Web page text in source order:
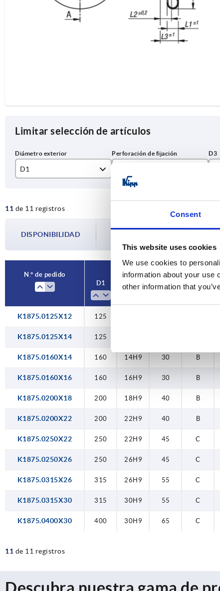
Consent
This website uses cookies
We use cookies to
information about your use
other information that
Limitar selección de artículos
D1
160
250
12H9
16H9
18H9
26H9
55
11 de 11 registros
DISPONIBILIDAD
La disponibilidad se actualiza varias
N.° de pedido
D1
D2 D3 Forma
K1875.0125X12 125
K1875.0125X14 125
K1875.0160X14 160 14H9 30 B
K1875.0160X16 160 16H9 30 B
K1875.0200X18 200 18H9 40 B
K1875.0200X22 200 22H9 40 B
K1875.0250X22 250 22H9 45 C
K1875.0250X26 250 26H9 45 C
K1875.0315X26 315 26H9 55 C
K1875.0315X30 315 30H9 55 C
K1875.0400X30 400 30H9 65 C
11 de 11 registros
Descubra nuestra gama de